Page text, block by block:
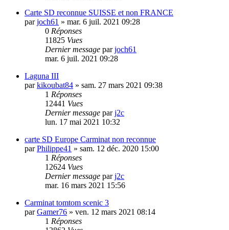
Carte SD reconnue SUISSE et non FRANCE
parjoch61 » mar. 6 juil. 2021 09:28
0 Réponses
11825 Vues
Dernier message parjoch61
mar. 6 juil. 2021 09:28
Laguna III
parkikoubat84 » sam. 27 mars 2021 09:38
1 Réponses
12441 Vues
Dernier message parj2c
lun. 17 mai 2021 10:32
carte SD Europe Carminat non reconnue
parPhilippe41 » sam. 12 déc. 2020 15:00
1 Réponses
12624 Vues
Dernier message parj2c
mar. 16 mars 2021 15:56
Carminat tomtom scenic 3
parGamer76 » ven. 12 mars 2021 08:14
1 Réponses